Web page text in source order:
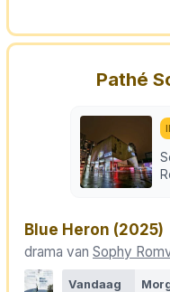
Pathé
Blue Heron (2025)
drama van Sophy
Vandaag